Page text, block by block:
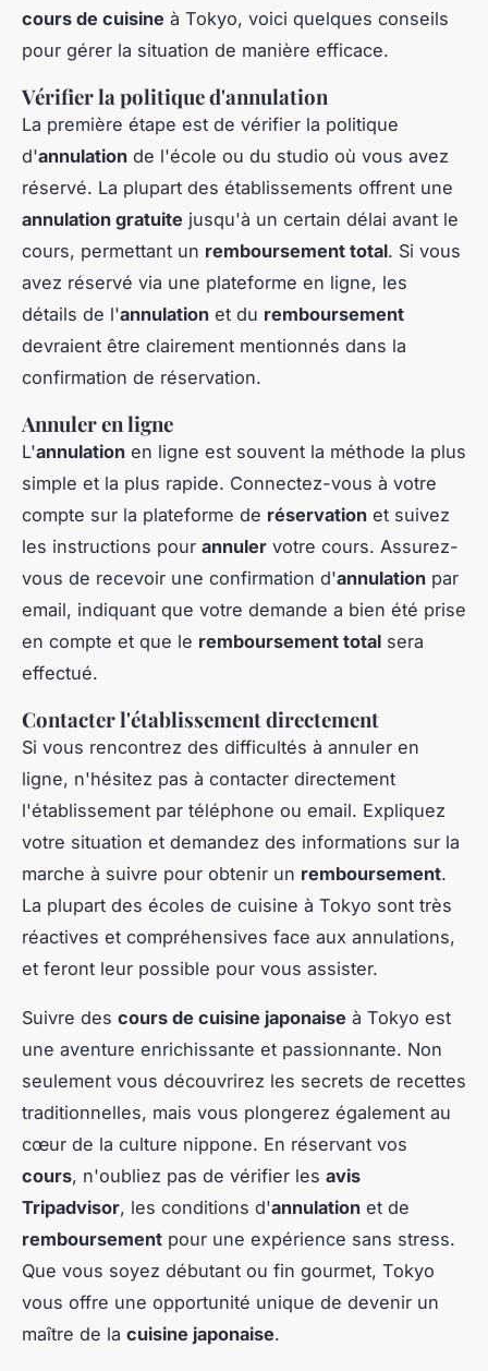
cours de cuisine à Tokyo, voici quelques conseils
pour gérer la situation de manière efficace.
Vérifier la politique d'annulation
La première étape est de vérifier la politique
d'annulation de l'école ou du studio où vous avez
réservé. La plupart des établissements offrent une
annulation gratuite jusqu'à un certain délai avant le
cours, permettant un remboursement total. Si vous
avez réservé via une plateforme en ligne, les
détails de l'annulation et du remboursement
devraient être clairement mentionnés dans la
confirmation de réservation.
Annuler en ligne
L'annulation en ligne est souvent la méthode la plus
simple et la plus rapide. Connectez-vous à votre
compte sur la plateforme de réservation et suivez
les instructions pour annuler votre cours. Assurez-
vous de recevoir une confirmation d'annulation par
email, indiquant que votre demande a bien été prise
en compte et que le remboursement total sera
effectué.
Contacter l'établissement directement
Si vous rencontrez des difficultés à annuler en
ligne, n'hésitez pas à contacter directement
l'établissement par téléphone ou email. Expliquez
votre situation et demandez des informations sur la
marche à suivre pour obtenir un remboursement.
La plupart des écoles de cuisine à Tokyo sont très
réactives et compréhensives face aux annulations,
et feront leur possible pour vous assister.
Suivre des cours de cuisine japonaise à Tokyo est
une aventure enrichissante et passionnante. Non
seulement vous découvrirez les secrets de recettes
traditionnelles, mais vous plongerez également au
cœur de la culture nippone. En réservant vos
cours, n'oubliez pas de vérifier les avis
Tripadvisor, les conditions d'annulation et de
remboursement pour une expérience sans stress.
Que vous soyez débutant ou fin gourmet, Tokyo
vous offre une opportunité unique de devenir un
maître de la cuisine japonaise.